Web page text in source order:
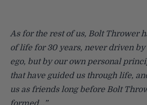
As for the rest of us, Bolt Thrower
of life for 30 years, never driven
ego, but by our own personal
that have guided us through life,
us as friends long before Bolt